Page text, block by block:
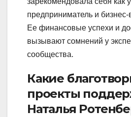
предприниматель и
Ее финансовые успехи и
вызывают сомнений у
сообщества.
Какие
проекты
Наталья